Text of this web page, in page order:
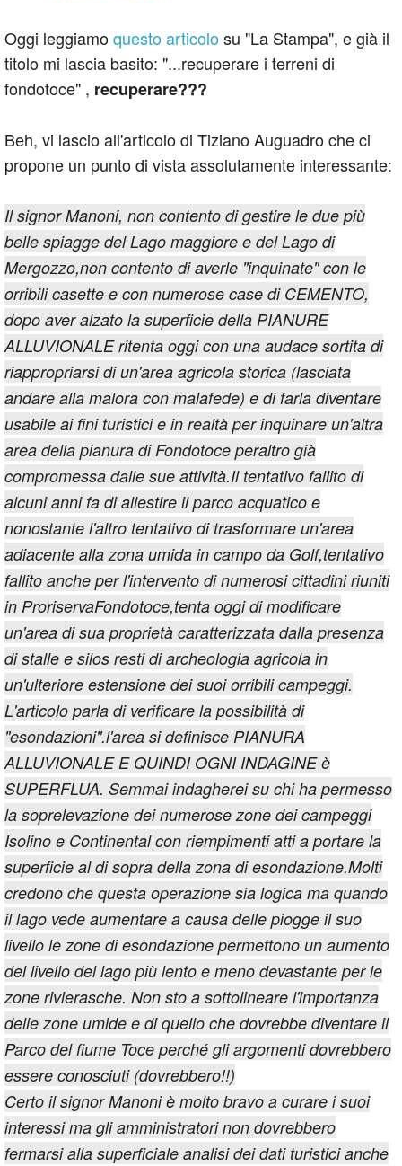
Oggi leggiamoquesto articolosu "La Stampa", e già il
titolo mi lascia basito: "...recuperare i terreni di
fondotoce" , recuperare???
Beh, vi lascio all'articolo di Tiziano Auguadro che ci
propone un punto di vista assolutamente interessante:
Il signor Manoni, non contento di gestire le due più
belle spiagge del Lago maggiore e del Lago di
Mergozzo,non contento di averle "inquinate" con le
orribili casette e con numerose case di CEMENTO,
dopo aver alzato la superficie della PIANURE
ALLUVIONALE ritenta oggi con una audace sortita di
riappropriarsi di un'area agricola storica (lasciata
andare alla malora con malafede) e di farla diventare
usabile ai fini turistici e in realtà per inquinare un'altra
area della pianura di Fondotoce peraltro già
compromessa dalle sue attività.Il tentativo fallito di
alcuni anni fa di allestire il parco acquatico e
nonostante l'altro tentativo di trasformare un'area
adiacente alla zona umida in campo da Golf,tentativo
fallito anche per l'intervento di numerosi cittadini riuniti
in ProriservaFondotoce,tenta oggi di modificare
un'area di sua proprietà caratterizzata dalla presenza
di stalle e silos resti di archeologia agricola in
un'ulteriore estensione dei suoi orribili campeggi.
L'articolo parla di verificare la possibilità di
"esondazioni".l'area si definisce PIANURA
ALLUVIONALE E QUINDI OGNI INDAGINE è
SUPERFLUA. Semmai indagherei su chi ha permesso
la soprelevazione dei numerose zone dei campeggi
Isolino e Continental con riempimenti atti a portare la
superficie al di sopra della zona di esondazione.Molti
credono che questa operazione sia logica ma quando
il lago vede aumentare a causa delle piogge il suo
livello le zone di esondazione permettono un aumento
del livello del lago più lento e meno devastante per le
zone rivierasche. Non sto a sottolineare l'importanza
delle zone umide e di quello che dovrebbe diventare il
Parco del fiume Toce perché gli argomenti dovrebbero
essere conosciuti (dovrebbero!!)
Certo il signor Manoni è molto bravo a curare i suoi
interessi ma gli amministratori non dovrebbero
fermarsi alla superficiale analisi dei dati turistici anche